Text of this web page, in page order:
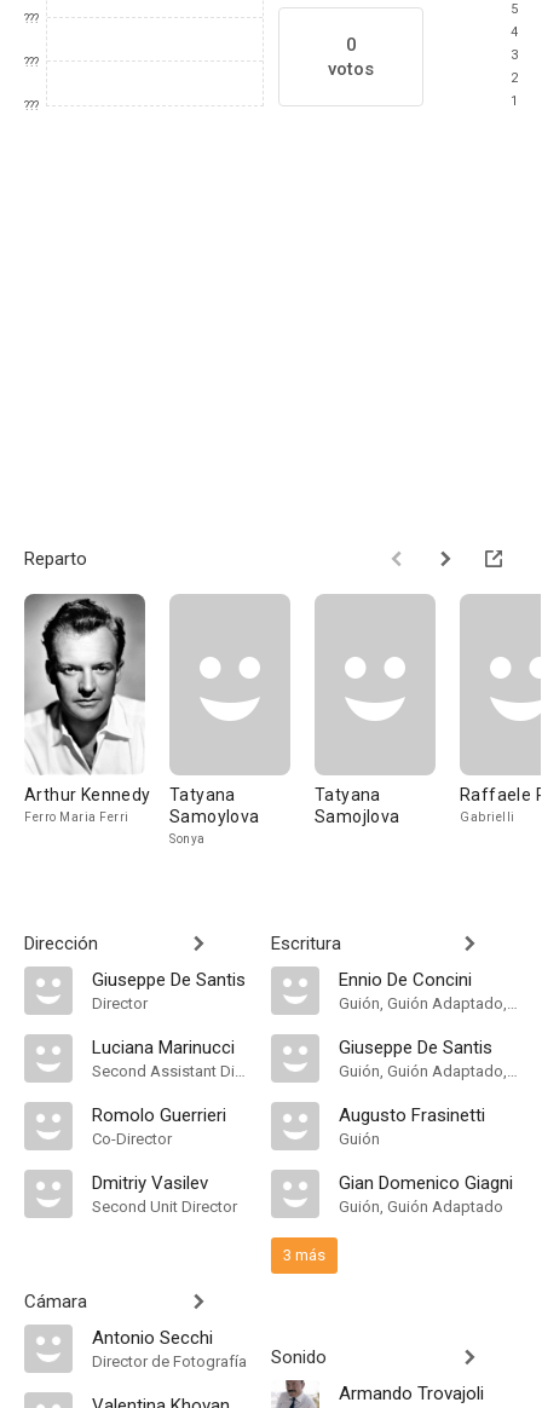
???
???
???
0
votos
5
4
3
2
1
Reparto
Arthur Kennedy
Ferro Maria Ferri
Tatyana
Samoylova
Sonya
Tatyana
Samojlova
Raffaele
Gabrielli
Dirección
Giuseppe De Santis
Director
Luciana Marinucci
Second Assistant Director
Romolo Guerrieri
Co-Director
Dmitriy Vasilev
Second Unit Director
Cámara
Antonio Secchi
Director de Fotografía
Escritura
Ennio De Concini
Guión, Guión Adaptado, Historia
Giuseppe De Santis
Guión, Guión Adaptado, Historia
Augusto Frasinetti
Guión
Gian Domenico Giagni
Guión, Guión Adaptado
3 más
Sonido
Armando Trovajoli